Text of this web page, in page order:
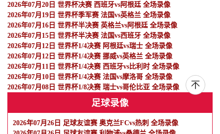
2026年07月20日 世界杯决赛 西班牙vs阿根廷 全场录像
2026年07月19日 世界杯季军赛 法国vs英格兰 全场录像
2026年07月16日 世界杯半决赛 英格兰vs阿根廷 全场录像
2026年07月15日 世界杯半决赛 法国vs西班牙 全场录像
2026年07月12日 世界杯1/4决赛 阿根廷vs瑞士 全场录像
2026年07月12日 世界杯1/4决赛 挪威vs英格兰 全场录像
2026年07月11日 世界杯1/4决赛 西班牙vs比利时 全场录像
2026年07月10日 世界杯1/4决赛 法国vs摩洛哥 全场录像
2026年07月08日 世界杯1/8决赛 瑞士vs哥伦比亚 全场录像
足球录像
2026年07月26日 足球友谊赛 奥克兰FCvs热刺 全场录像